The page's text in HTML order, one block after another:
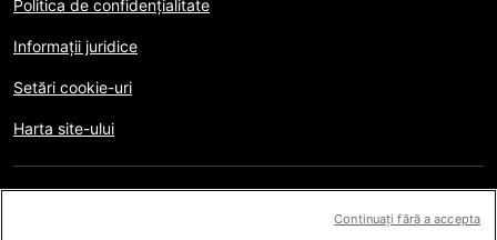
Politica de confidențialitate
Informații juridice
Setări cookie-uri
Harta site-ului
Utilizatorii pot accesa și consulta acest website și potContinuați fără a accepta